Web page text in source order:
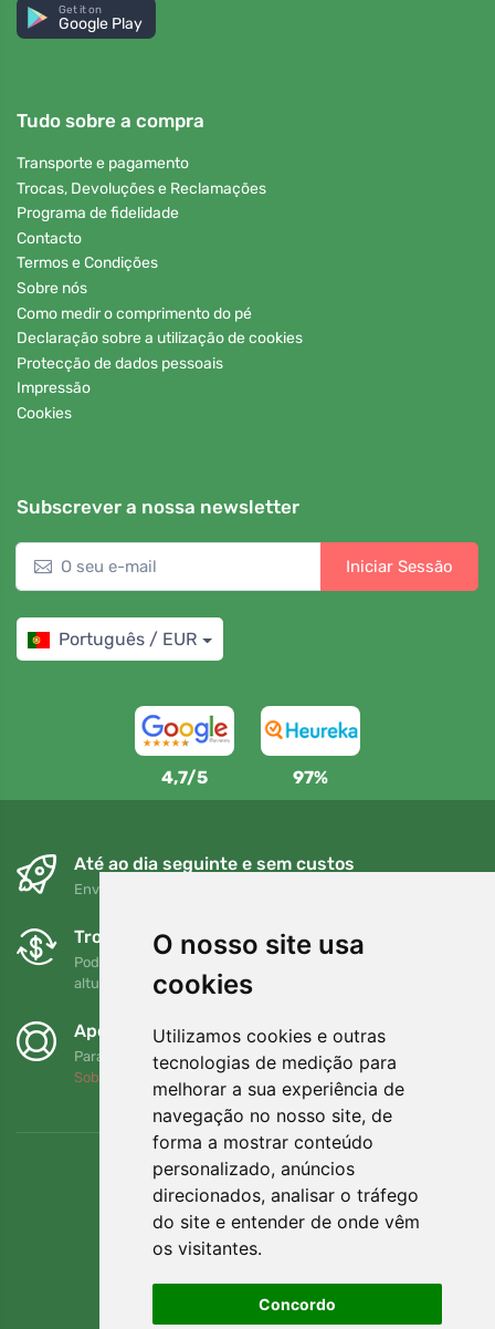
O nosso site usa
cookies
Utilizamos cookies e outras
tecnologias de medição para
melhorar a sua experiência de
navegação no nosso site, de
forma a mostrar conteúdo
personalizado, anúncios
direcionados, analisar o tráfego
do site e entender de onde vêm
os visitantes.
Concordo
Get it on
Google Play
Tudo sobre a compra
Transporte e pagamento
Trocas, Devoluções e Reclamações
Programa de fidelidade
Contacto
Termos e Condições
Sobre nós
Como medir o comprimento do pé
Declaração sobre a utilização de cookies
Protecção de dados pessoais
Impressão
Cookies
Subscrever a nossa newsletter
Iniciar Sessão
Português / EUR
4,7/5 97%
Até ao dia seguinte e sem custos
Envio gratuito para encomendas superiores a 80 EUR
Trocas e devoluções gratuitas
Pode devolver ou trocar a sua encomenda em qualquer
altura no prazo de 90 dias
Apoiamos a Trees.org
Para cada encomenda plantamos uma árvore! Leia mais
Sobre nós